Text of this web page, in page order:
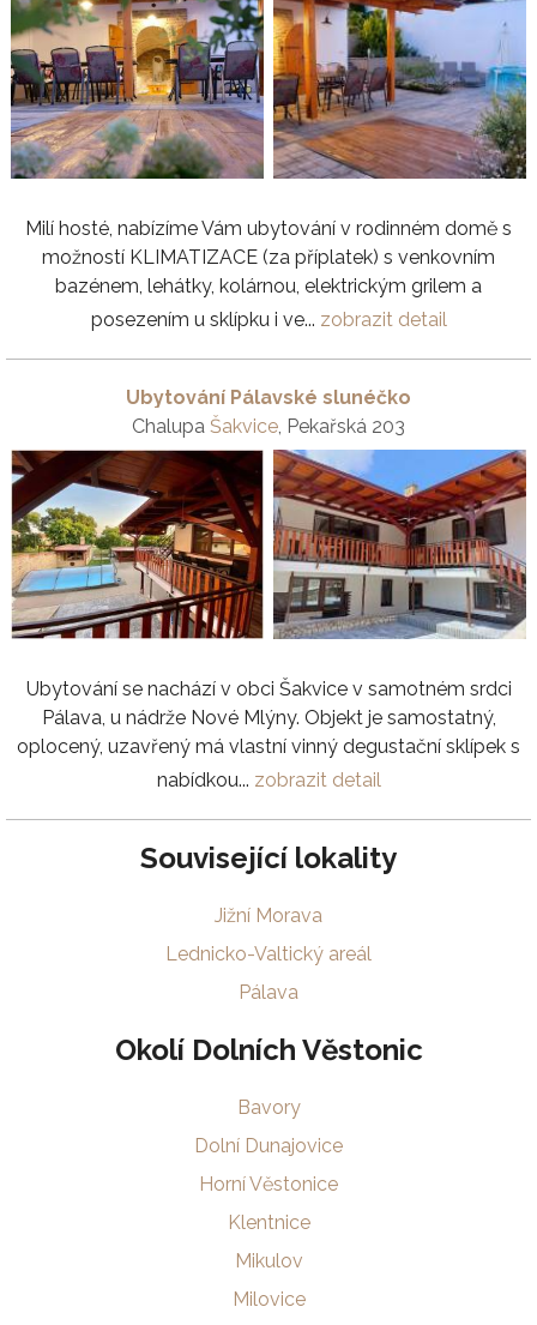
Milí hosté, nabízíme Vám ubytování v rodinném domě s
možností KLIMATIZACE (za příplatek) s venkovním
bazénem, lehátky, kolárnou, elektrickým grilem a
posezením u sklípku i ve... zobrazit detail
Ubytování Pálavské slunéčko
Chalupa Šakvice, Pekařská 203
Ubytování se nachází v obci Šakvice v samotném srdci
Pálava, u nádrže Nové Mlýny. Objekt je samostatný,
oplocený, uzavřený má vlastní vinný degustační sklípek s
nabídkou... zobrazit detail
Související lokality
Jižní Morava
Lednicko-Valtický areál
Pálava
Okolí Dolních Věstonic
Bavory
Dolní Dunajovice
Horní Věstonice
Klentnice
Mikulov
Milovice